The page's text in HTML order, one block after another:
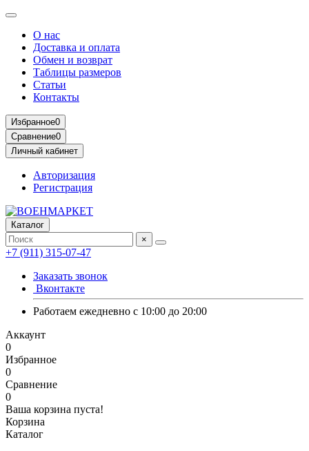
О нас
Доставка и оплата
Обмен и возврат
Таблицы размеров
Статьи
Контакты
Избранное0
Сравнение0
Личный кабинет
Авторизация
Регистрация
Каталог
×
+7 (911) 315-07-47
Заказать звонок
Вконтакте
Работаем ежедневно с 10:00 до 20:00
Аккаунт
0
Избранное
0
Сравнение
0
Ваша корзина пуста!
Корзина
Каталог